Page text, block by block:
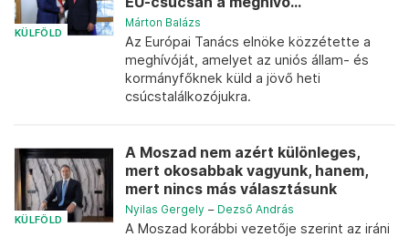
KÜLFÖLD
Márton Balázs
Az Európai Tanács elnöke közzétette a
meghívóját, amelyet az uniós állam- és
kormányfőknek küld a jövő heti
csúcstalálkozójukra.
KÜLFÖLD
A Moszad nem azért különleges,
mert okosabbak vagyunk, hanem,
mert nincs más választásunk
Nyilas Gergely – Dezső András
A Moszad korábbi vezetője szerint az iráni